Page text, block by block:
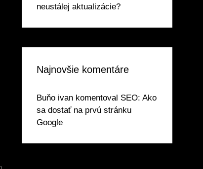
neustálej aktualizácie?
Najnovšie komentáre
Buňo ivan komentoval SEO: Ako
sa dostať na prvú stránku
Google